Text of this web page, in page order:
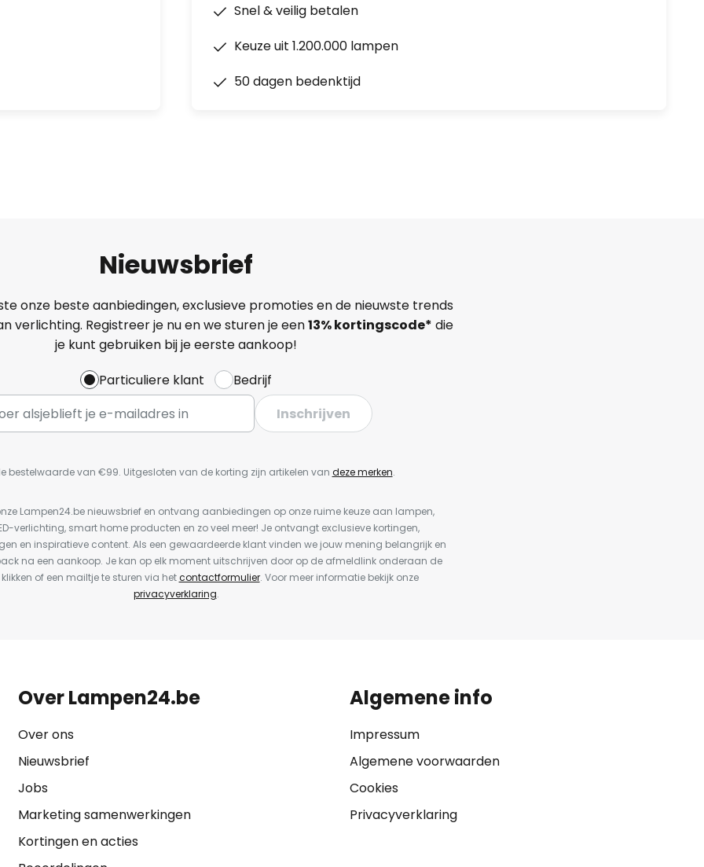
Snel & veilig betalen
Keuze uit 1.200.000 lampen
50 dagen bedenktijd
Nieuwsbrief
onze beste aanbiedingen, exclusieve promoties en de nieuwste trends
verlichting. Registreer je nu en we sturen je een13%kortingscode* die
je kunt gebruiken bij je eerste aankoop!
Particuliere klant
Bedrijf
Inschrijven
bestelwaarde van €99. Uitgesloten van de korting zijn artikelen van deze merken.
Lampen24.be nieuwsbrief en ontvang aanbiedingen op onze ruime keuze aan lampen,
verlichting, smart home producten en zo veel meer! Je ontvangt exclusieve kortingen,
en inspiratieve content. Als een gewaardeerde klant vinden we jouw mening belangrijk en
na een aankoop. Je kan op elk moment uitschrijven door op de afmeldlink onderaan de
of een mailtje te sturen via hetcontactformulier. Voor meer informatie bekijk onze
privacyverklaring.
Over Lampen24.be
Over ons
Nieuwsbrief
Jobs
Marketing samenwerkingen
Kortingen en acties
Algemene info
Impressum
Algemene voorwaarden
Cookies
Privacyverklaring